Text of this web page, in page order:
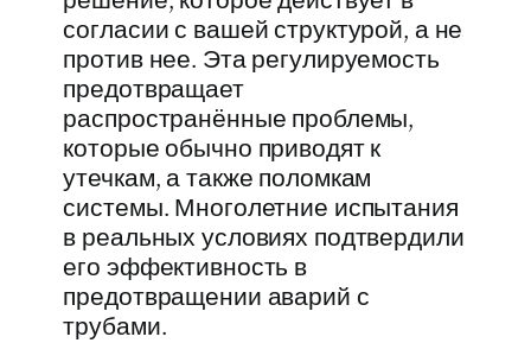
согласии с вашей структурой, а не
против нее. Эта регулируемость
предотвращает
распространённые проблемы,
которые обычно приводят к
утечкам, а также поломкам
системы. Многолетние испытания
в реальных условиях подтвердили
его эффективность в
предотвращении аварий с
трубами.